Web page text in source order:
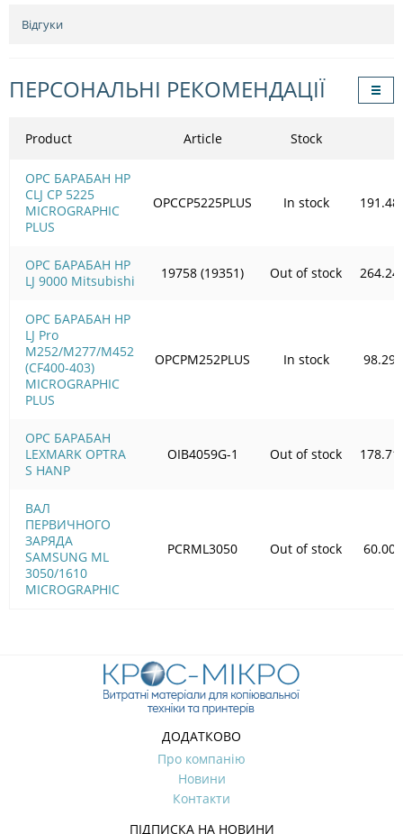
Відгуки
ПЕРСОНАЛЬНІ РЕКОМЕНДАЦІЇ
Product
OPC БАРАБАН HP
CLJ CP 5225
MICROGRAPHIC
PLUS
OPC БАРАБАН HP
LJ 9000 Mitsubishi
OPC БАРАБАН HP
LJ Pro
M252/M277/M452
(CF400-403)
MICROGRAPHIC
PLUS
OPC БАРАБАН
LEXMARK OPTRA
S HANP
ВАЛ
ПЕРВИЧНОГО
ЗАРЯДА
SAMSUNG ML
3050/1610
MICROGRAPHIC
Article Stock
OPCCP5225PLUS In stock 191.48
19758 (19351) Out of stock 264.24
OPCPM252PLUS In stock 98.29
OIB4059G-1 Out of stock 178.71
PCRML3050 Out of stock 60.00
ДОДАТКОВО
Про компанію
Новини
Контакти
ПІДПИСКА НА НОВИНИ